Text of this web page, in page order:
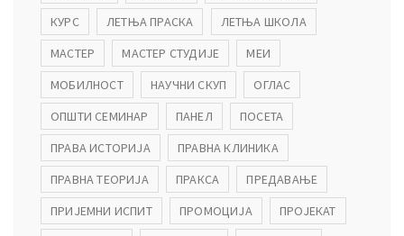
КУРС
ЛЕТЊА ПРАСКА
ЛЕТЊА ШКОЛА
МАСТЕР
МАСТЕР СТУДИЈЕ
МЕИ
МОБИЛНОСТ
НАУЧНИ СКУП
ОГЛАС
ОПШТИ СЕМИНАР
ПАНЕЛ
ПОСЕТА
ПРАВА ИСТОРИЈА
ПРАВНА КЛИНИКА
ПРАВНА ТЕОРИЈА
ПРАКСА
ПРЕДАВАЊЕ
ПРИЈЕМНИ ИСПИТ
ПРОМОЦИЈА
ПРОЈЕКАТ